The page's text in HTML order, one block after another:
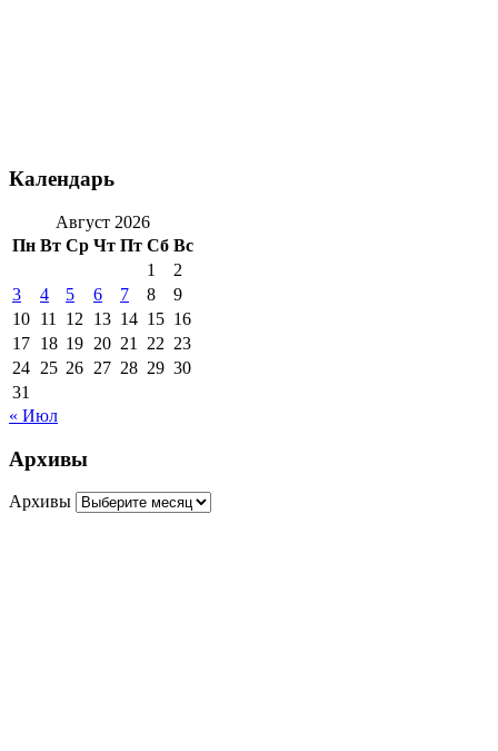
Календарь
Август 2026
Пн Вт Ср Чт Пт Сб Вс
1
2
3
4 5 6 7 8
9
10 11 12 13 14 15 16
17 18 19 20 21 22 23
24 25 26 27 28 29 30
31
« Июл
Архивы
Архивы